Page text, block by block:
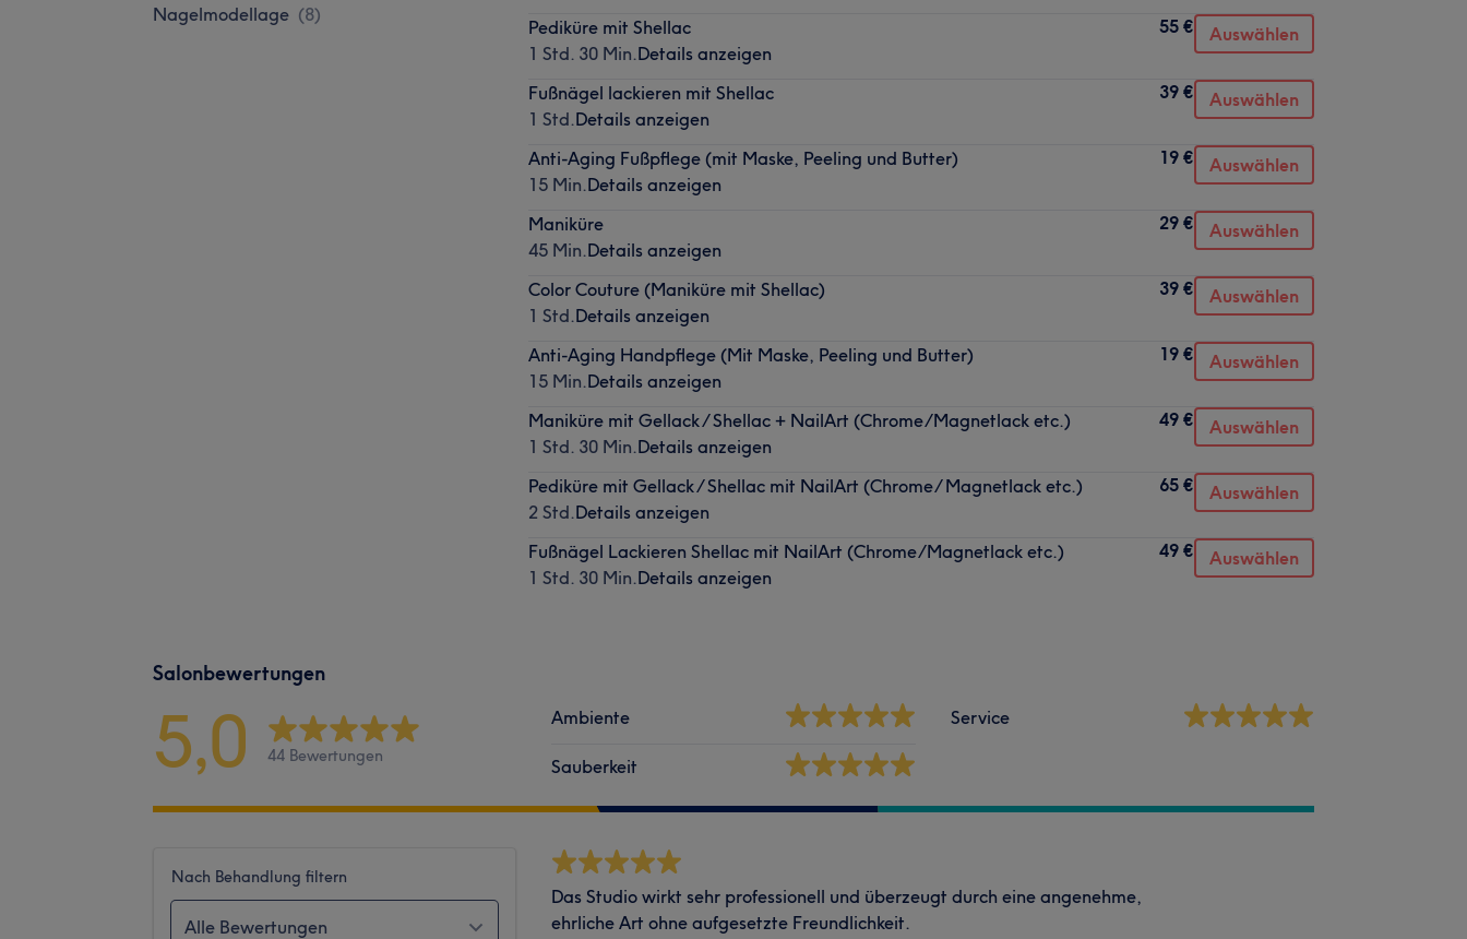
Nagelmodellage (8)
Pediküre mit Shellac
1 Std. 30 Min.Details anzeigen
55 € Auswählen
Fußnägel lackieren mit Shellac
1 Std.Details anzeigen
39 € Auswählen
Anti-Aging Fußpflege (mit Maske, Peeling und Butter)
15 Min.Details anzeigen
19 € Auswählen
Maniküre
45 Min.Details anzeigen
29 € Auswählen
Color Couture (Maniküre mit Shellac)
1 Std.Details anzeigen
39 € Auswählen
Anti-Aging Handpflege (Mit Maske, Peeling und Butter)
15 Min.Details anzeigen
19 € Auswählen
Maniküre mit Gellack / Shellac + NailArt (Chrome/Magnetlack etc.)
1 Std. 30 Min.Details anzeigen
49 € Auswählen
Pediküre mit Gellack / Shellac mit NailArt (Chrome/ Magnetlack etc.)
2 Std.Details anzeigen
65 € Auswählen
Fußnägel Lackieren Shellac mit NailArt (Chrome/Magnetlack etc.)
1 Std. 30 Min.Details anzeigen
49 € Auswählen
Salonbewertungen
5,0 44 Bewertungen
Ambiente
Sauberkeit
Service
Nach Behandlung filtern
Alle Bewertungen
Das Studio wirkt sehr professionell und überzeugt durch eine angenehme,
ehrliche Art ohne aufgesetzte Freundlichkeit.